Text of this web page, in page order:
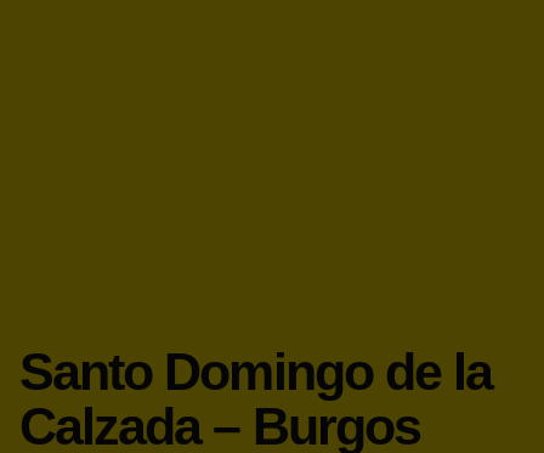
Santo Domingo de la
Calzada – Burgos